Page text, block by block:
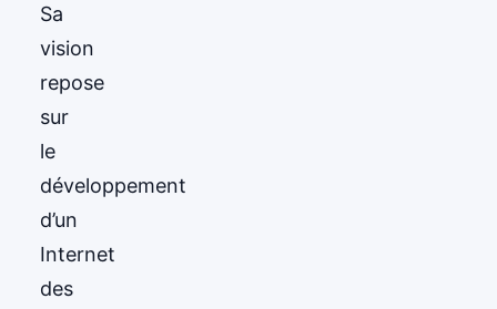
Sa
vision
repose
sur
le
développement
d’un
Internet
des